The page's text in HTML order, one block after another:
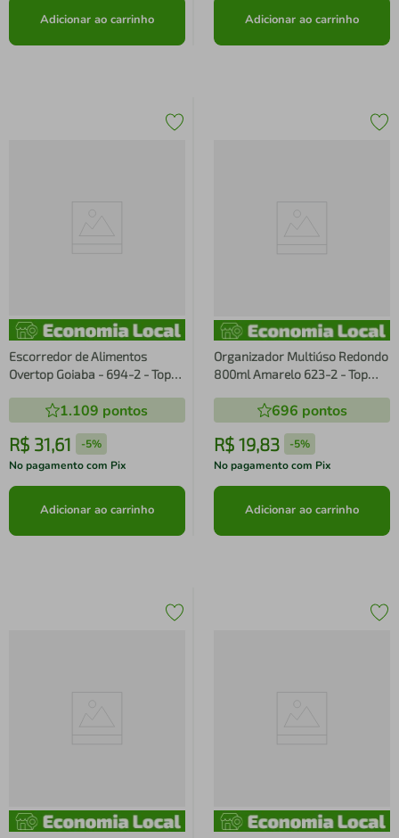
Adicionar ao carrinho Adicionar ao carrinho
Escorredor de Alimentos
Overtop Goiaba - 694-2 - Top
1.109 pontos
R$ 31,61 -5%
No pagamento com Pix
Adicionar ao carrinho
Organizador Multiúso Redondo
800ml Amarelo 623-2 - Top
696 pontos
R$ 19,83 -5%
No pagamento com Pix
Adicionar ao carrinho